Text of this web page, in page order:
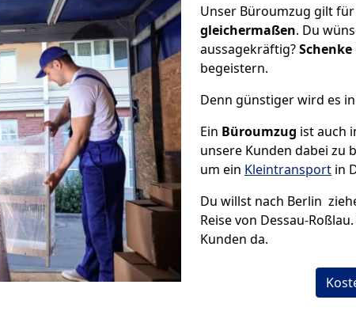
Unser Büroumzug gilt
gleichermaßen. Du
aussagekräftig?
begeistern.
Denn günstiger wird es
Ein Büroumzug ist auch
unsere Kunden dabei zu
um ein Kleintransport in
Du willst nach Berlin
Reise von Dessau-
Kunden da.